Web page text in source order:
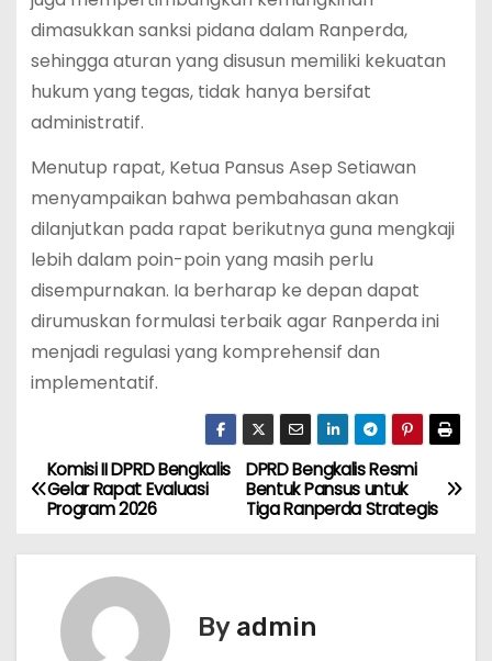
dimasukkan sanksi pidana dalam Ranperda,
sehingga aturan yang disusun memiliki kekuatan
hukum yang tegas, tidak hanya bersifat
administratif.
Menutup rapat, Ketua Pansus Asep Setiawan
menyampaikan bahwa pembahasan akan
dilanjutkan pada rapat berikutnya guna mengkaji
lebih dalam poin-poin yang masih perlu
disempurnakan. Ia berharap ke depan dapat
dirumuskan formulasi terbaik agar Ranperda ini
menjadi regulasi yang komprehensif dan
implementatif.
P
o
DPRD Bengkalis Resmi
Bentuk Pansus untuk
Tiga Ranperda Strategis
Komisi II DPRD Bengkalis
Gelar Rapat Evaluasi
Program 2026
By admin